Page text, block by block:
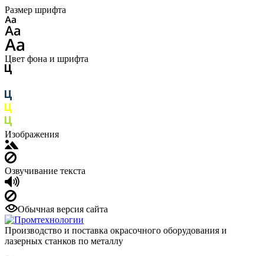
Размер шрифта
Цвет фона и шрифта
Изображения
Озвучивание текста
Обычная версия сайта
Производство и поставка окрасочного оборудования и
лазерных станков по металлу